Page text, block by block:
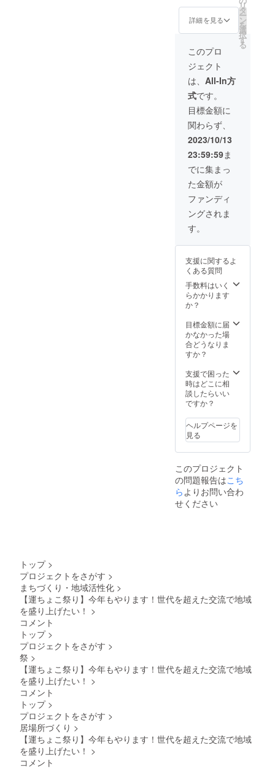
子）、
林間の
金柑、
類でそ
れぞれ
甘露煮
にした
ものを
黄身餡
で包ん
で焼い
子）ど
ら焼き
（栗が
まるご
とひと
つ使
用）×
（大和
市で取
れた芋
を焼酎
にした
和みを
用した
焼き菓
子）切
肥入り
の粒あ
んの切
り株最
２】 *賞
味期限
製造か
ら2週間
配送料
込みと
なりま
す。 *配
送以外
け取り
選んで
いただ
たは 三
吉野さ
ト3000
円分
【栗饅
頭×２、
林間の
里
（栗、
金柑、
梅の3種
類でそ
れぞれ
甘露煮
にした
ものを
黄身餡
で包ん
で焼い
たお菓
き（栗
がまる
ごとひ
とつ使
用）×
２、最
芋・か
ぼちゃ
の3種
ヒー
ボール×
２
（コー
をコー
ヒー
クッ
キーで
焼き菓
子）、
ほんわ
か（大
和市で
菓子）
株最
中）×
配送料
込みと
出し
（金
額・お
名前が
文字で
掲載し
ます。※
備考欄
に掲載
したい
お名前
を記入
してく
ださ
い） ち
んどん
屋さん
広告
（先着2
名） *配
送の必
要のな
を備考
連絡く
ださ
い。 *配
送以外
の受け
当日お
祭り会
場で直
接の受
となり
ます。 *
支援
時、必
欄にご
希望の
お名前
をご記
さい。 *
広告に
関しま
しては
詳細を
詳細を見る
リ
タ
ー
ン
を
選
択
す
る
このプロ
ジェクト
は、 All-In方
式です。
目標金額に
関わらず、
2023/10/13
23:59:59ま
でに集まっ
た金額が
ファンディ
ングされま
す。
支援に関するよ
くある質問
手数料はいく
らかかります
か？
目標金額に届
かなかった場
合どうなりま
すか？
支援で困った
時はどこに相
談したらいい
ですか？
ヘルプページを
見る
このプロジェクト
の問題報告はこち
ら よりお問い合わ
せください
トップ >
プロジェクトをさがす >
まちづくり・地域活性化 >
【運ちょこ祭り】今年もやります！世代を超えた交流で地域
を盛り上げたい！ >
コメント
トップ >
プロジェクトをさがす >
祭 >
【運ちょこ祭り】今年もやります！世代を超えた交流で地域
を盛り上げたい！ >
コメント
トップ >
プロジェクトをさがす >
居場所づくり >
【運ちょこ祭り】今年もやります！世代を超えた交流で地域
を盛り上げたい！ >
コメント